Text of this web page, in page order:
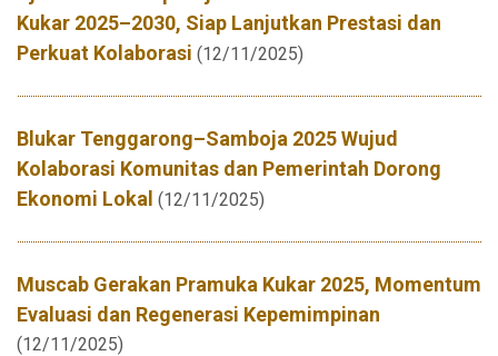
Kukar 2025–2030, Siap Lanjutkan Prestasi dan
Perkuat Kolaborasi (12/11/2025)
Blukar Tenggarong–Samboja 2025 Wujud
Kolaborasi Komunitas dan Pemerintah Dorong
Ekonomi Lokal (12/11/2025)
Muscab Gerakan Pramuka Kukar 2025, Momentum
Evaluasi dan Regenerasi Kepemimpinan
(12/11/2025)